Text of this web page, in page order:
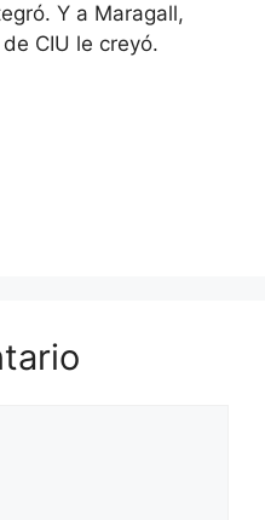
Y a Maragall,
CIU le creyó.